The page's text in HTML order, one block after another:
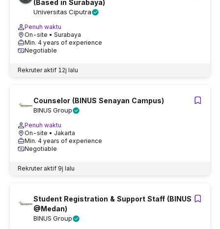
(Based in Surabaya)
Universitas Ciputra
Penuh waktu
On-site • Surabaya
Min. 4 years of experience
Negotiable
Rekruter aktif 12j lalu
Counselor (BINUS Senayan Campus)
BINUS Group
Penuh waktu
On-site • Jakarta
Min. 4 years of experience
Negotiable
Rekruter aktif 9j lalu
Student Registration & Support Staff (BINUS
@Medan)
BINUS Group